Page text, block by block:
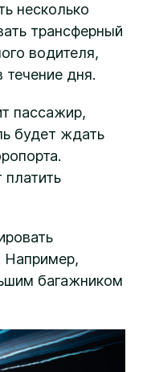
несколько
трансферный
водителя,
течение дня.
пассажир,
будет ждать
Например,
багажником